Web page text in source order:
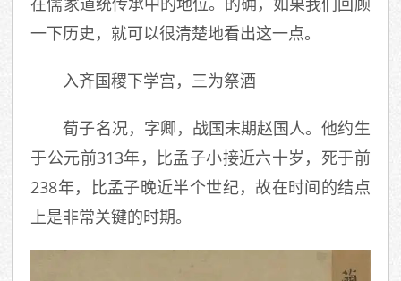
一下历史，就可以很清楚地看出这一点。
入齐国稷下学宫，三为祭酒
荀子名况，字卿，战国末期赵国人。他约生
于公元前313年，比孟子小接近六十岁，死于前
238年，比孟子晚近半个世纪，故在时间的结点
上是非常关键的时期。